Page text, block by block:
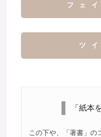
フェ
ツ
「紙本
この下や、「著書」の